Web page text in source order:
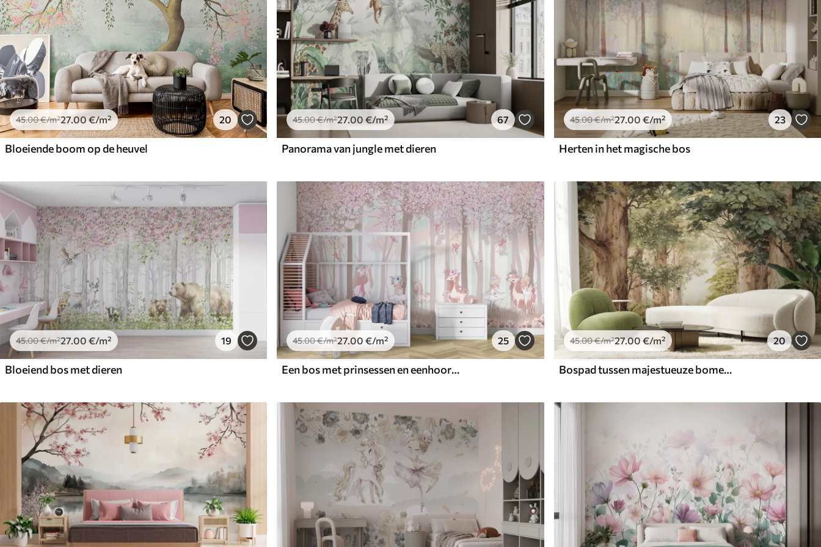
45.00€/m²27.00 €/m² 20
Bloeiende boom op de heuvel
45.00€/m²27.00 €/m² 67
Panorama van jungle met dieren
45.00€/m²27.00 €/m² 23
Herten in het magische bos
45.00€/m²27.00 €/m² 19
Bloeiend bos met dieren
45.00€/m²27.00 €/m² 25
Een bos met prinsessen en eenhoorns
45.00€/m²27.00 €/m² 20
Bospad tussen majestueuze bomen in aquarelstijl